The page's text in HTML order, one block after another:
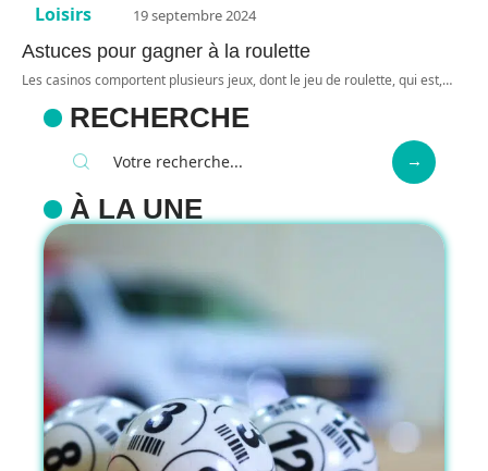
Loisirs 19 septembre 2024
Astuces pour gagner à la roulette
Les casinos comportent plusieurs jeux, dont le jeu de roulette, qui est,…
RECHERCHE
À LA UNE